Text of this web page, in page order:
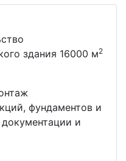
здания 16000 м2
фундаментов и
и